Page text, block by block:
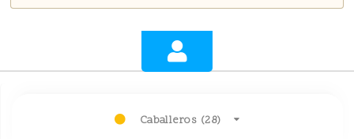
Caballeros (28)